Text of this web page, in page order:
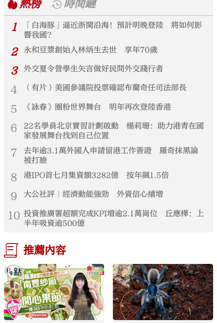
熱榜
時間鏈
1
「白海豚」逼近浙閩沿海！預計明晚登陸 將如何影
響我國？
2 永和豆漿創始人林炳生去世 享年70歲
3 外交夏令營學生矢言做好民間外交踐行者
4 （有片）美國參議院投票確認布蘭奇任司法部長
5 《詠春》圈粉世界舞台 明年再次登陸香港
6
22名學員北京實習計劃啟動 楊莉珊：助力港青在國
家發展舞台找到自己位置
7
去年逾3.1萬外國人申請留港工作簽證 羅奇抹黑論
被打臉
8 港IPO首七月集資額3282億 按年飆1.5倍
9 大公社評｜經濟動能強勁 外資信心續增
10 投資推廣署超額完成KPI增逾2.1萬崗位 丘應樺：上
半年吸資逾500億
推薦內容